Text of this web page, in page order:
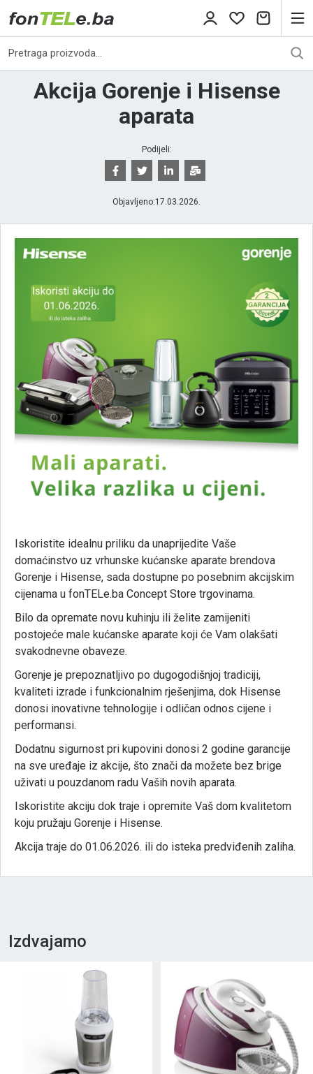
Akcija Gorenje i Hisense
aparata
Podijeli:
Objavljeno:17.03.2026.
Iskoristite idealnu priliku da unaprijedite Vaše
domaćinstvo uz vrhunske kućanske aparate brendova
Gorenje i Hisense, sada dostupne po posebnim akcijskim
cijenama u fonTELe.ba Concept Store trgovinama.
Bilo da opremate novu kuhinju ili želite zamijeniti
postojeće male kućanske aparate koji će Vam olakšati
svakodnevne obaveze.
Gorenje je prepoznatljivo po dugogodišnjoj tradiciji,
kvaliteti izrade i funkcionalnim rješenjima, dok Hisense
donosi inovativne tehnologije i odličan odnos cijene i
performansi.
Dodatnu sigurnost pri kupovini donosi 2 godine garancije
na sve uređaje iz akcije, što znači da možete bez brige
uživati u pouzdanom radu Vaših novih aparata.
Iskoristite akciju dok traje i opremite Vaš dom kvalitetom
koju pružaju Gorenje i Hisense.
Akcija traje do 01.06.2026. ili do isteka predviđenih zaliha.
Izdvajamo